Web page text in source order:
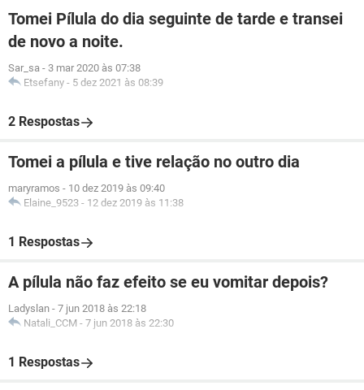
Tomei Pílula do dia seguinte de tarde e transei
de novo a noite.
Sar_sa - 3 mar 2020 às 07:38
Etsefany - 5 dez 2021 às 08:39
2 Respostas
Tomei a pílula e tive relação no outro dia
maryramos - 10 dez 2019 às 09:40
Elaine_9523 - 12 dez 2019 às 11:38
1 Respostas
A pílula não faz efeito se eu vomitar depois?
Ladyslan - 7 jun 2018 às 22:18
Natali_CCM - 7 jun 2018 às 22:30
1 Respostas